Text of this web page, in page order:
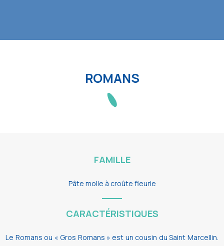
ROMANS
FAMILLE
Pâte molle à croûte fleurie
CARACTÉRISTIQUES
Le Romans ou « Gros Romans » est un cousin du Saint Marcellin.